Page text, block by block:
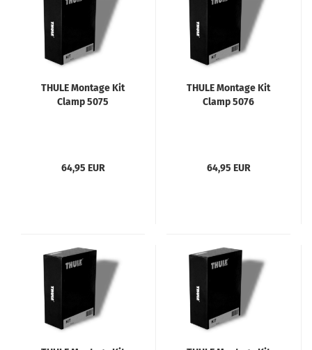
THULE Montage Kit
Clamp 5075
64,95 EUR
THULE Montage Kit
Clamp 5076
64,95 EUR